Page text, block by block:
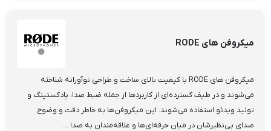
میکروفن های RODE
میکروفن های RODE با کیفیت بالای ساخت و طراحی نوآورانه شناخته
می‌شوند و در طیف گسترده‌ای از کاربردها از جمله ضبط صدا، پادکستینگ و
تولید ویدئو استفاده می‌شوند. این میکروفن‌ها به خاطر دقت و وضوح
صدای بی‌نظیرشان در میان حرفه‌ای‌ها و علاقه‌مندان به صدا ...